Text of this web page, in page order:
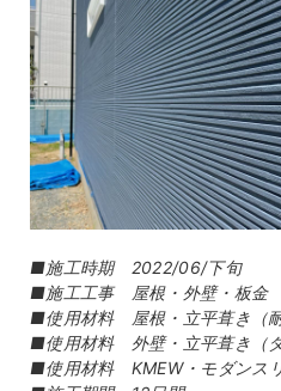
■施工時期 2022/06/下旬
■施工工事 屋根・外壁・板金
■使用材料 屋根・立平葺き（耐
■使用材料 外壁・立平葺き（ダ
■使用材料 KMEW・モダンスリ